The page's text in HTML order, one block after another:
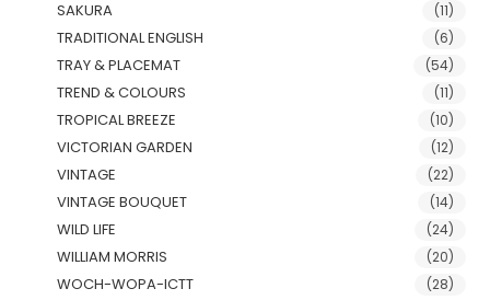
SAKURA (11)
TRADITIONAL ENGLISH (6)
TRAY & PLACEMAT (54)
TREND & COLOURS (11)
TROPICAL BREEZE (10)
VICTORIAN GARDEN (12)
VINTAGE (22)
VINTAGE BOUQUET (14)
WILD LIFE (24)
WILLIAM MORRIS (20)
WOCH-WOPA-ICTT (28)